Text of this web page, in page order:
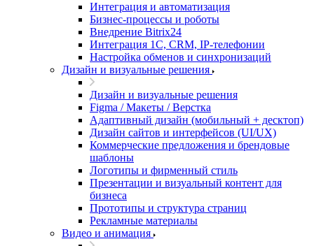
Интеграция и автоматизация
Бизнес-процессы и роботы
Внедрение Bitrix24
Интеграция 1С, CRM, IP-телефонии
Настройка обменов и синхронизаций
Дизайн и визуальные решения
Дизайн и визуальные решения
Figma / Макеты / Верстка
Адаптивный дизайн (мобильный + десктоп)
Дизайн сайтов и интерфейсов (UI/UX)
Коммерческие предложения и брендовые
шаблоны
Логотипы и фирменный стиль
Презентации и визуальный контент для
бизнеса
Прототипы и структура страниц
Рекламные материалы
Видео и анимация